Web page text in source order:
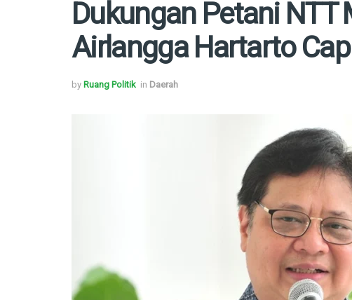
Dukungan Petani NTT
Airlangga Hartarto
by Ruang Politik in Daerah